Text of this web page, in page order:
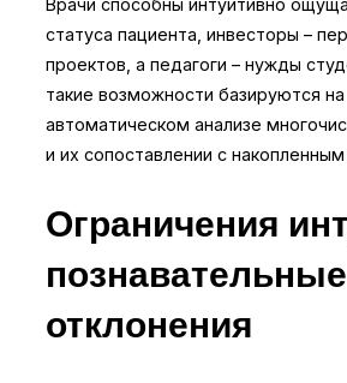
Врачи способны интуитивно
статуса пациента, инвесторы –
проектов, а педагоги – нужды
такие возможности базируются на
автоматическом анализе
и их сопоставлении с накопленным
Ограничения
познавательные
отклонения